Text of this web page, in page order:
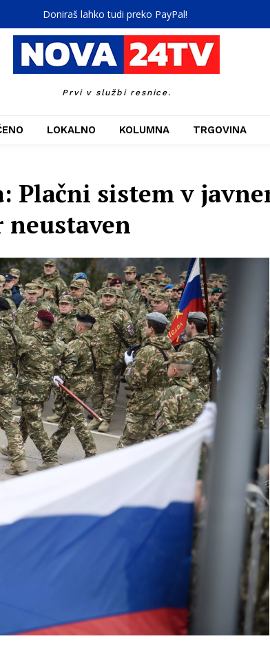
Doniraš lahko tudi preko PayPal!
Prvi v službi resnice.
LOKALNO KOLUMNA TRGOVINA
Plačni sistem v